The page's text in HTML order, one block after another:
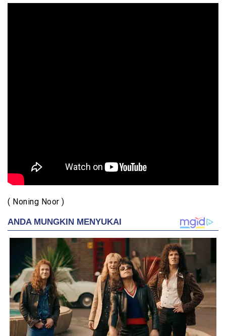
( Noning Noor )